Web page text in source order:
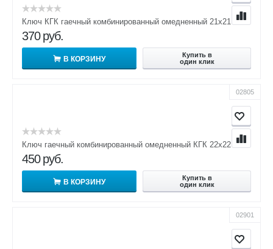
Ключ КГК гаечный комбинированный омедненный 21х21
370 руб.
В КОРЗИНУ
Купить в
один клик
02805
Ключ гаечный комбинированный омедненный КГК 22х22
450 руб.
В КОРЗИНУ
Купить в
один клик
02901